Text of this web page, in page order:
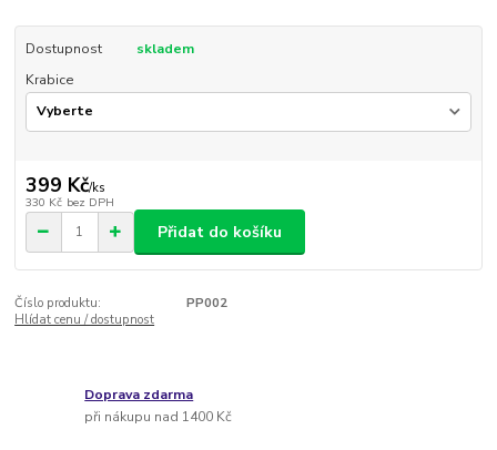
Dostupnost
skladem
Krabice
399 Kč/ks
330 Kč bez DPH
Přidat do košíku
Číslo produktu:
PP002
Hlídat cenu / dostupnost
Doprava zdarma
při nákupu nad 1400 Kč